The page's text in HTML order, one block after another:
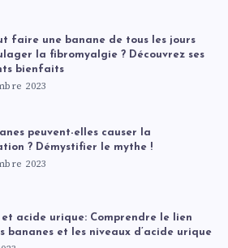
faire une banane de tous les jours
la fibromyalgie ? Découvrez ses
bienfaits
2023
peuvent-elles causer la
? Démystifier le mythe !
2023
et acide urique: Comprendre le lien
bananes et les niveaux d’acide urique